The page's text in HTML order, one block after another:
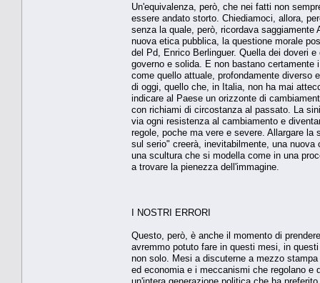
Un'equivalenza, però, che nei fatti non
essere andato storto. Chiediamoci, allora,
senza la quale, però, ricordava
nuova etica pubblica, la questione morale
del Pd, Enrico Berlinguer. Quella dei doveri
governo e solida. E non bastano
come quello attuale, profondamente diverso
di oggi, quello che, in Italia, non ha mai
indicare al Paese un orizzonte di
con richiami di circostanza al passato. La
via ogni resistenza al cambiamento e
regole, poche ma vere e severe. Allargare
sul serio" creerà, inevitabilmente, una
una scultura che si modella come in una
a trovare la pienezza dell'immagine.
I NOSTRI ERRORI
Questo, però, è anche il momento di
avremmo potuto fare in questi mesi, in
non solo. Mesi a discuterne a mezzo
ed economia e i meccanismi che regolano e